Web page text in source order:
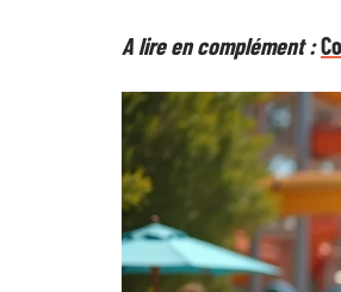
A lire en complément :